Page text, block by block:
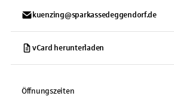
kuenzing@sparkassedeggendorf.de
vCard herunterladen
Öffnungszeiten